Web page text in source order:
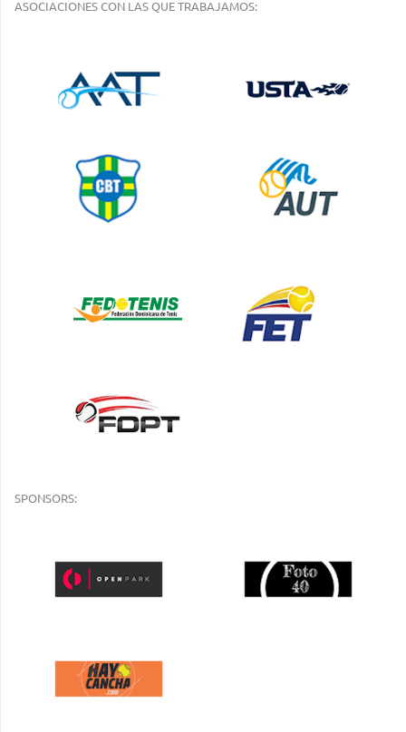
ASOCIACIONES CON LAS QUE TRABAJAMOS:
SPONSORS: